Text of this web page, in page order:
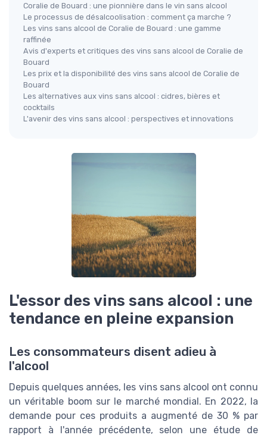
Coralie de Bouard : une pionnière dans le vin sans alcool
Le processus de désalcoolisation : comment ça marche ?
Les vins sans alcool de Coralie de Bouard : une gamme
raffinée
Avis d'experts et critiques des vins sans alcool de Coralie de
Bouard
Les prix et la disponibilité des vins sans alcool de Coralie de
Bouard
Les alternatives aux vins sans alcool : cidres, bières et
cocktails
L'avenir des vins sans alcool : perspectives et innovations
L'essor des vins sans alcool : une
tendance en pleine expansion
Les consommateurs disent adieu à
l'alcool
Depuis quelques années, les vins sans alcool ont connu
un véritable boom sur le marché mondial. En 2022, la
demande pour ces produits a augmenté de 30 % par
rapport à l'année précédente, selon une étude de